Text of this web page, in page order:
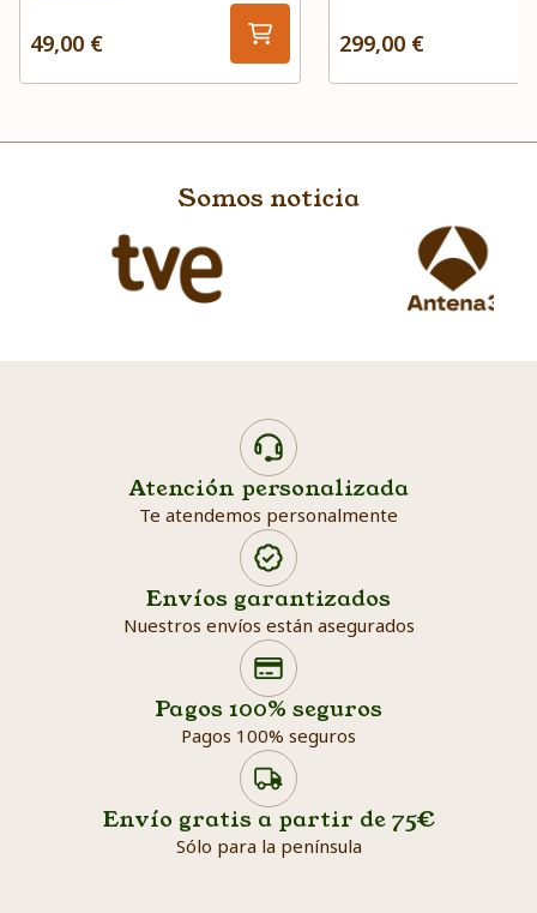
49,00 € 299,00 €
Somos noticia
Atención personalizada
Te atendemos personalmente
Envíos garantizados
Nuestros envíos están asegurados
Pagos 100% seguros
Pagos 100% seguros
Envío gratis a partir de 75€
Sólo para la península
Search products